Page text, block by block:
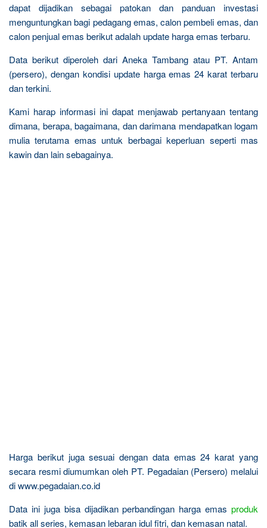
dapat dijadikan sebagai patokan dan panduan investasi
menguntungkan bagi pedagang emas, calon pembeli emas, dan
calon penjual emas berikut adalah update harga emas terbaru.
Data berikut diperoleh dari Aneka Tambang atau PT. Antam
(persero), dengan kondisi update harga emas 24 karat terbaru
dan terkini.
Kami harap informasi ini dapat menjawab pertanyaan tentang
dimana, berapa, bagaimana, dan darimana mendapatkan logam
mulia terutama emas untuk berbagai keperluan seperti mas
kawin dan lain sebagainya.
Harga berikut juga sesuai dengan data emas 24 karat yang
secara resmi diumumkan oleh PT. Pegadaian (Persero) melalui
di www.pegadaian.co.id
Data ini juga bisa dijadikan perbandingan harga emas produk
batik all series, kemasan lebaran idul fitri, dan kemasan natal.